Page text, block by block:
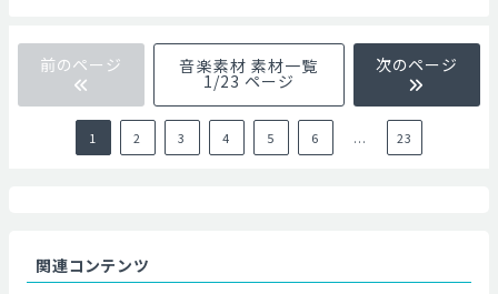
前のページ 音楽素材 素材一覧
1/23 ページ
次のページ
1 2 3 4 5 6 ... 23
関連コンテンツ